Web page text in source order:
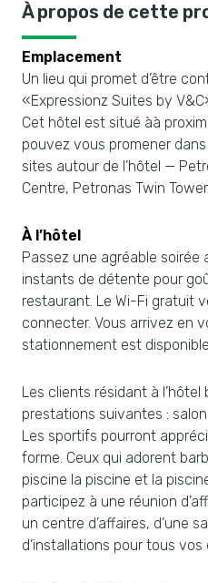
À propos de cette
Emplacement
Un lieu qui promet d’être
«Expressionz Suites by
Cet hôtel est situé àà
pouvez vous promener
sites autour de l’hôtel —
Centre, Petronas Twin
À l’hôtel
Passez une agréable soirée
instants de détente pour
restaurant. Le Wi-Fi gratuit
connecter. Vous arrivez en
stationnement est
Les clients résidant à
prestations suivantes :
Les sportifs pourront
forme. Ceux qui adorent
piscine la piscine et la
participez à une réunion
un centre d’affaires, d’une
d’installations pour tous